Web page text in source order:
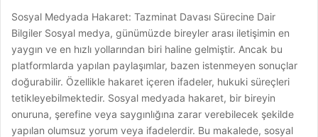
Sosyal Medyada Hakaret: Tazminat Davası Sürecine Dair
Bilgiler Sosyal medya, günümüzde bireyler arası iletişimin en
yaygın ve en hızlı yollarından biri haline gelmiştir. Ancak bu
platformlarda yapılan paylaşımlar, bazen istenmeyen sonuçlar
doğurabilir. Özellikle hakaret içeren ifadeler, hukuki süreçleri
tetikleyebilmektedir. Sosyal medyada hakaret, bir bireyin
onuruna, şerefine veya saygınlığına zarar verebilecek şekilde
yapılan olumsuz yorum veya ifadelerdir. Bu makalede, sosyal